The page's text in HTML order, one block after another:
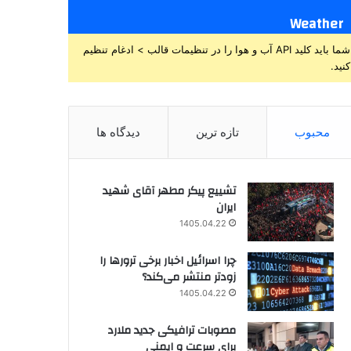
Weather
شما باید کلید API آب و هوا را در تنظیمات قالب > ادغام تنظیم
کنید.
محبوب تازه ترین دیدگاه ها
تشییع پیکر مطهر آقای شهید
ایران
1405.04.22
چرا اسرائیل اخبار برخی ترورها را
زودتر منتشر می‌کند؟
1405.04.22
مصوبات ترافیکی جدید ملارد